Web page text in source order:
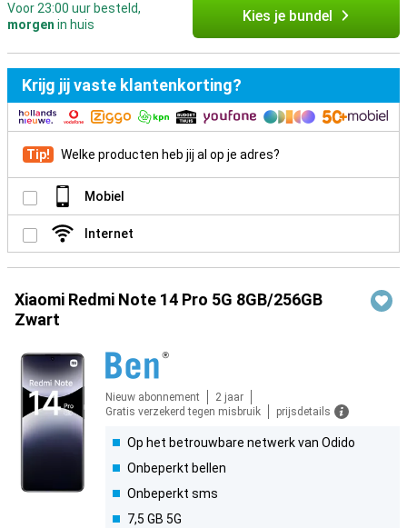
Voor 23:00 uur besteld,
morgen in huis Kies je bundel
Krijg jij vaste klantenkorting?
Tip! Welke producten heb jij al op je adres?
Mobiel
Internet
Xiaomi Redmi Note 14 Pro 5G 8GB/256GB
Zwart
Nieuw abonnement
2 jaar
Gratis verzekerd tegen misbruik
prijsdetails
Op het betrouwbare netwerk van Odido
Onbeperkt bellen
Onbeperkt sms
7,5 GB 5G